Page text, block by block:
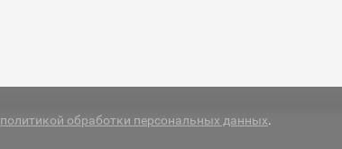
политикой обработки персональных данных.